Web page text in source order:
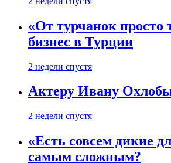
«От турчанок просто
бизнес в Турции
2 недели спустя
Актеру Ивану
2 недели спустя
«Есть совсем дикие
самым сложным?